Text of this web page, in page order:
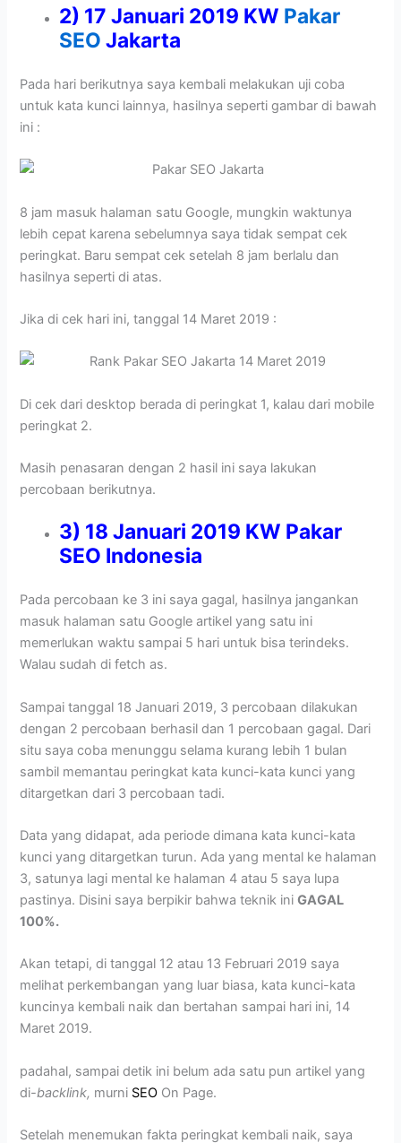
2) 17 Januari 2019 KW Pakar
SEO Jakarta
Pada hari berikutnya saya kembali melakukan uji coba
untuk kata kunci lainnya, hasilnya seperti gambar di bawah
ini :
8 jam masuk halaman satu Google, mungkin waktunya
lebih cepat karena sebelumnya saya tidak sempat cek
peringkat. Baru sempat cek setelah 8 jam berlalu dan
hasilnya seperti di atas.
Jika di cek hari ini, tanggal 14 Maret 2019 :
Di cek dari desktop berada di peringkat 1, kalau dari mobile
peringkat 2.
Masih penasaran dengan 2 hasil ini saya lakukan
percobaan berikutnya.
3) 18 Januari 2019 KW Pakar
SEO Indonesia
Pada percobaan ke 3 ini saya gagal, hasilnya jangankan
masuk halaman satu Google artikel yang satu ini
memerlukan waktu sampai 5 hari untuk bisa terindeks.
Walau sudah di fetch as.
Sampai tanggal 18 Januari 2019, 3 percobaan dilakukan
dengan 2 percobaan berhasil dan 1 percobaan gagal. Dari
situ saya coba menunggu selama kurang lebih 1 bulan
sambil memantau peringkat kata kunci-kata kunci yang
ditargetkan dari 3 percobaan tadi.
Data yang didapat, ada periode dimana kata kunci-kata
kunci yang ditargetkan turun. Ada yang mental ke halaman
3, satunya lagi mental ke halaman 4 atau 5 saya lupa
pastinya. Disini saya berpikir bahwa teknik iniGAGAL
100%.
Akan tetapi, di tanggal 12 atau 13 Februari 2019 saya
melihat perkembangan yang luar biasa, kata kunci-kata
kuncinya kembali naik dan bertahan sampai hari ini, 14
Maret 2019.
padahal, sampai detik ini belum ada satu pun artikel yang
di-backlink, murni SEO On Page.
Setelah menemukan fakta peringkat kembali naik, saya